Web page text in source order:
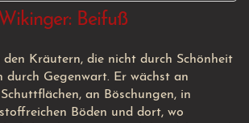
Beifuß
Kräutern, die nicht durch Schönheit
durch Gegenwart. Er wächst an
an Böschungen, in
Böden und dort, wo